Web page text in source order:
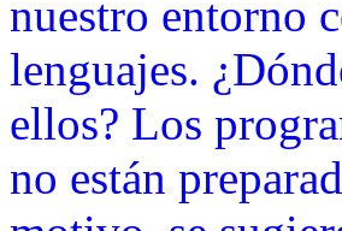
nuestro entorno
lenguajes.
ellos? Los
no están